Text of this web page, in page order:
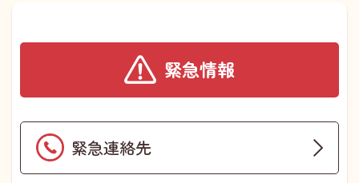
緊急情報
緊急連絡先